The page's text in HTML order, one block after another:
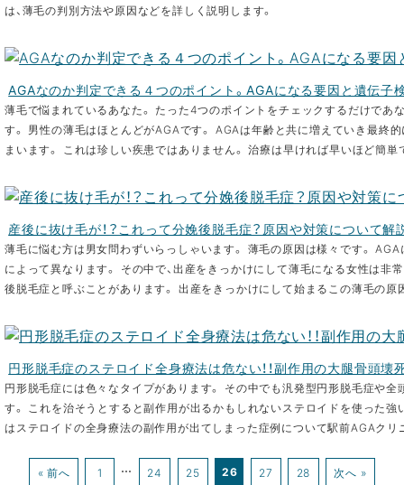
は、薄毛の判別方法や原因などを詳しく説明します。
AGAなのか判定できる４つのポイント。AGAになる要因と遺伝子
薄毛で悩まれているあなた。 たった4つのポイントをチェックするだけであ
す。 男性の薄毛はほとんどがAGAです。 AGAは年齢と共に増えていき最終
まいます。 これは珍しい疾患ではありません。 治療は早ければ早いほど簡
産後に抜け毛が！？これって分娩後脱毛症？原因や対策について解
薄毛に悩む方は男女問わずいらっしゃいます。 薄毛の原因は様々です。 AGA
によって異なります。 その中で、出産をきっかけにして薄毛になる女性は非
後脱毛症と呼ぶことがあります。 出産をきっかけにして始まるこの薄毛の
円形脱毛症のステロイド全身療法は危ない！！副作用の大腿骨頭壊
円形脱毛症には色々なタイプがあります。 その中でも汎発型円形脱毛症や
す。 これを治そうとすると副作用が出るかもしれないステロイドを使った強
はステロイドの全身療法の副作用が出てしまった症例について駅前AGAク
« 前へ 1 … 24 25 26 27 28 次へ »